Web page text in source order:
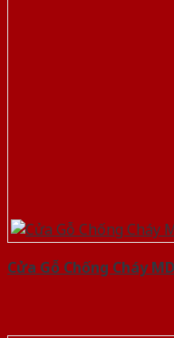
Cửa Gỗ Chống Cháy